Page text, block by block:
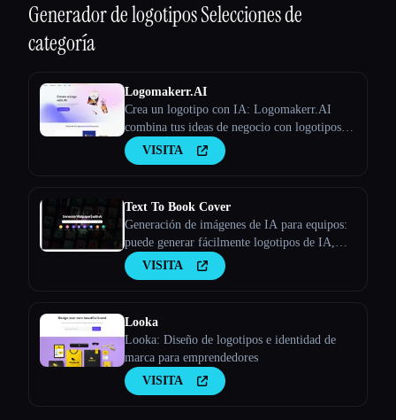
Generador de logotiposSelecciones de
categoría
Logomakerr.AI
Crea un logotipo con IA: Logomakerr.AI
combina tus ideas de negocio con logotipos
generados por la IA con solo unos pocos clics.
VISITA
Text To Book Cover
Generación de imágenes de IA para equipos:
puede generar fácilmente logotipos de IA,
portadas de libros de IA, carteles de IA y más
- Stockimg AI
VISITA
Looka
Looka: Diseño de logotipos e identidad de
marca para emprendedores
VISITA